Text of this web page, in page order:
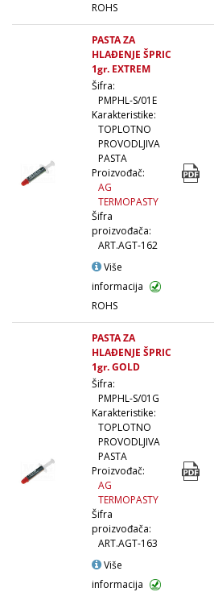
ROHS
PASTA ZA
HLAĐENJE ŠPRIC
1gr. EXTREM
Šifra:
PMPHL-S/01E
Karakteristike:
TOPLOTNO
PROVODLJIVA
PASTA
Proizvođač:
AG
TERMOPASTY
Šifra
proizvođača:
ART.AGT-162
Više
informacija
ROHS
PASTA ZA
HLAĐENJE ŠPRIC
1gr. GOLD
Šifra:
PMPHL-S/01G
Karakteristike:
TOPLOTNO
PROVODLJIVA
PASTA
Proizvođač:
AG
TERMOPASTY
Šifra
proizvođača:
ART.AGT-163
Više
informacija